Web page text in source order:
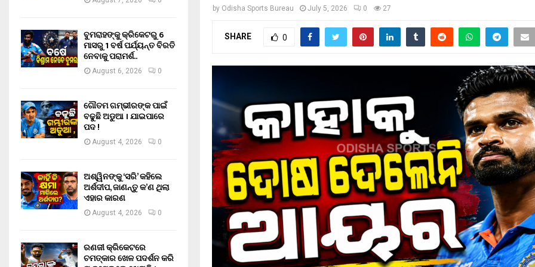
by Odisha Sports Bureau July 5, 2026 0 27
SHARE 0
ବୁମରାହଙ୍କୁ କ୍ରିକେଟରୁ 6
ମାସରୁ 1 ବର୍ଷ ପର୍ଯ୍ୟନ୍ତ ବିରତି
ନେବାକୁ ପରାମର୍ଶ..
August 6, 2026 0
ଗୌତମ ଗମ୍ଭୀରଙ୍କ ପାଇଁ
ବଢୁଛି ଅଡୁଆ । ଯାଇପାରେ
ପଦ !
August 4, 2026 0
ଅଶ୍ୱିନଙ୍କୁ ‘ସରି’ କହିଲେ
ଅର୍ଶଦୀପ, ଜାଣନ୍ତୁ କ’ଣ ଥିଲା
ଏହାର କାରଣ
August 4, 2026 0
ରଣଜୀ କ୍ରିକେଟରେ
ଚମତ୍କାର ଖେଳ ପଦର୍ଶନ କରି